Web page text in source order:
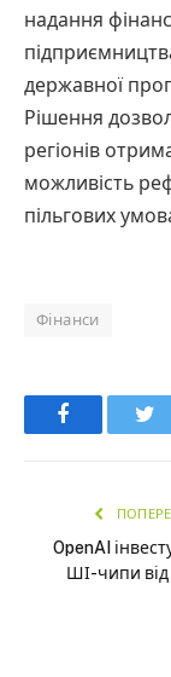
надання
державної
Рішення
регіонів
можливість
пільгових
Фінанси
Facebook
OpenAI
ШІ-чипи